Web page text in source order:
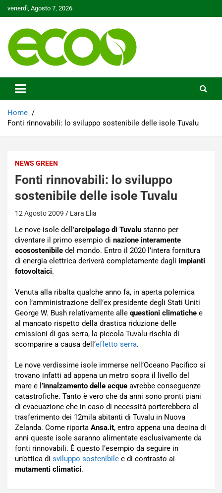
to
venerdì, Agosto 7, 2026
Ecoo.it
Home
Fonti rinnovabili: lo sviluppo sostenibile delle isole Tuvalu
NEWS GREEN
Fonti rinnovabili: lo sviluppo
sostenibile delle isole Tuvalu
12 Agosto 2009 Lara Elia
Le nove isole dell’arcipelago di Tuvalu stanno per
diventare il primo esempio di nazione interamente
ecosostenibile del mondo. Entro il 2020 l’intera fornitura
di energia elettrica deriverà completamente dagli impianti
fotovoltaici.
Venuta alla ribalta qualche anno fa, in aperta polemica
con l’amministrazione dell’ex presidente degli Stati Uniti
George W. Bush relativamente alle questioni climatiche e
al mancato rispetto della drastica riduzione delle
emissioni di gas serra, la piccola Tuvalu rischia di
scomparire a causa dell’effetto serra.
Le nove verdissime isole immerse nell’Oceano Pacifico si
trovano infatti ad appena un metro sopra il livello del
mare e l’innalzamento delle acque avrebbe conseguenze
catastrofiche. Tanto è vero che da anni sono pronti piani
di evacuazione che in caso di necessità porterebbero al
trasferimento dei 12mila abitanti di Tuvalu in Nuova
Zelanda. Come riporta Ansa.it, entro appena una decina di
anni queste isole saranno alimentate esclusivamente da
fonti rinnovabili. È questo l’esempio da seguire in
un’ottica di sviluppo sostenibile e di contrasto ai
mutamenti climatici.